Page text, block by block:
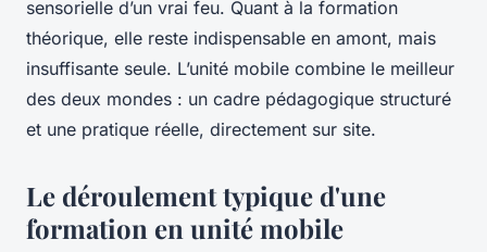
sensorielle d’un vrai feu. Quant à la formation
théorique, elle reste indispensable en amont, mais
insuffisante seule. L’unité mobile combine le meilleur
des deux mondes : un cadre pédagogique structuré
et une pratique réelle, directement sur site.
Le déroulement typique d'une
formation en unité mobile